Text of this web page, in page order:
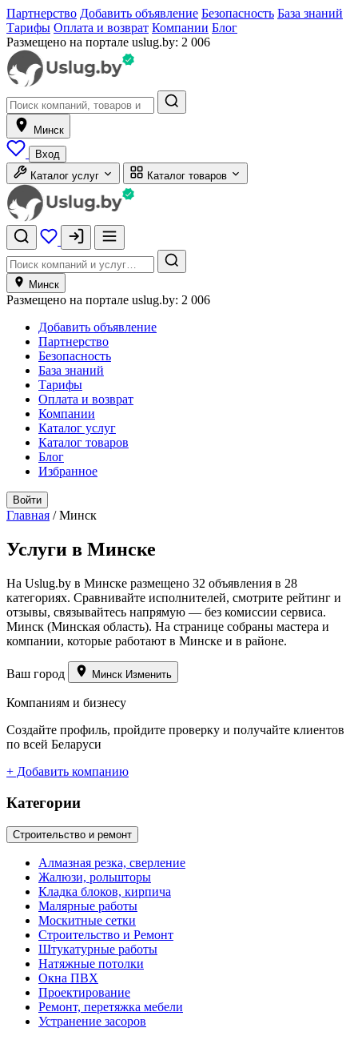
Партнерство Добавить объявление Безопасность База знаний
Тарифы Оплата и возврат Компании Блог
Размещено на портале uslug.by: 2 006
Минск
Вход
Каталог услуг
Каталог товаров
Минск
Размещено на портале uslug.by: 2 006
Добавить объявление
Партнерство
Безопасность
База знаний
Тарифы
Оплата и возврат
Компании
Каталог услуг
Каталог товаров
Блог
Избранное
Войти
Главная / Минск
Услуги в Минске
На Uslug.by в Минске размещено 32 объявления в 28
категориях. Сравнивайте исполнителей, смотрите рейтинг и
отзывы, связывайтесь напрямую — без комиссии сервиса.
Минск (Минская область). На странице собраны мастера и
компании, которые работают в Минске и в районе.
Ваш город Минск Изменить
Компаниям и бизнесу
Создайте профиль, пройдите проверку и получайте клиентов
по всей Беларуси
+ Добавить компанию
Категории
Строительство и ремонт
Алмазная резка, сверление
Жалюзи, рольшторы
Кладка блоков, кирпича
Малярные работы
Москитные сетки
Строительство и Ремонт
Штукатурные работы
Натяжные потолки
Окна ПВХ
Проектирование
Ремонт, перетяжка мебели
Устранение засоров